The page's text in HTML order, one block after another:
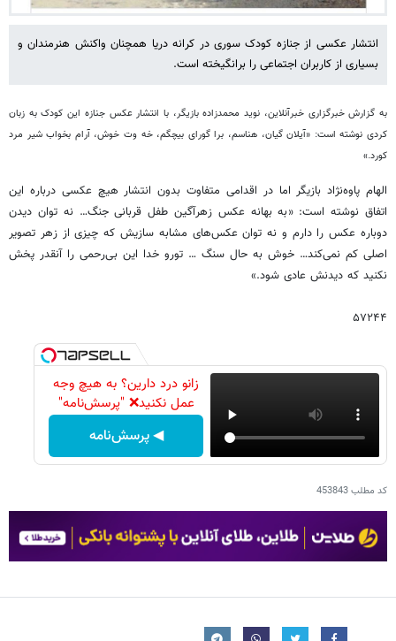
انتشار عکسی از جنازه کودک سوری در کرانه دریا همچنان واکنش هنرمندان و
بسیاری از کاربران اجتماعی را برانگیخته است.
به گزارش خبرگزاری خبرآنلاین، نوید محمدزاده بازیگر، با انتشار عکس جنازه این کودک به زبان
کردی نوشته است:
«آیلان گیان، هناسم، برا گورای بیچگم، خه وت خوش، آرام بخواب شیر مرد
کورد.
»
الهام پاوهنژاد بازیگر اما در اقدامی متفاوت بدون انتشار هیچ عکسی درباره این
اتفاق نوشته است:
«به بهانه عکس زهرآگین طفل قربانی جنگ… نه توان دیدن
دوباره عکس را دارم و نه توان عکسهای مشابه سازیش که چیزی از زهر تصویر
اصلی کم نمیکند… خوش به حال سنگ … تورو خدا این بیرحمی را آنقدر پخش
نکنید که دیدنش عادی شود.
»
۵۷۲۴۴
زانو درد دارین؟ به هیچ وجه
عمل نکنید❌ "پرسش‌نامه"
◀ پرسش‌نامه
کد مطلب453843